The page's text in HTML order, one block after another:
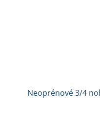
Neoprénové 3/4